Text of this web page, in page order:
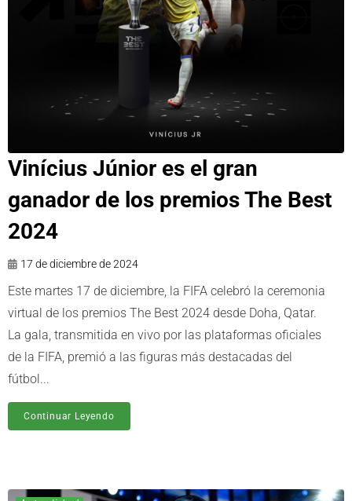
Vinícius Júnior es el gran
ganador de los premios The Best
2024
17 de diciembre de 2024
Este martes 17 de diciembre, la FIFA celebró la ceremonia
virtual de los premios The Best 2024 desde Doha, Qatar.
La gala, transmitida en vivo por las plataformas oficiales
de la FIFA, premió a las figuras más destacadas del
fútbol...
Continuar Leyendo